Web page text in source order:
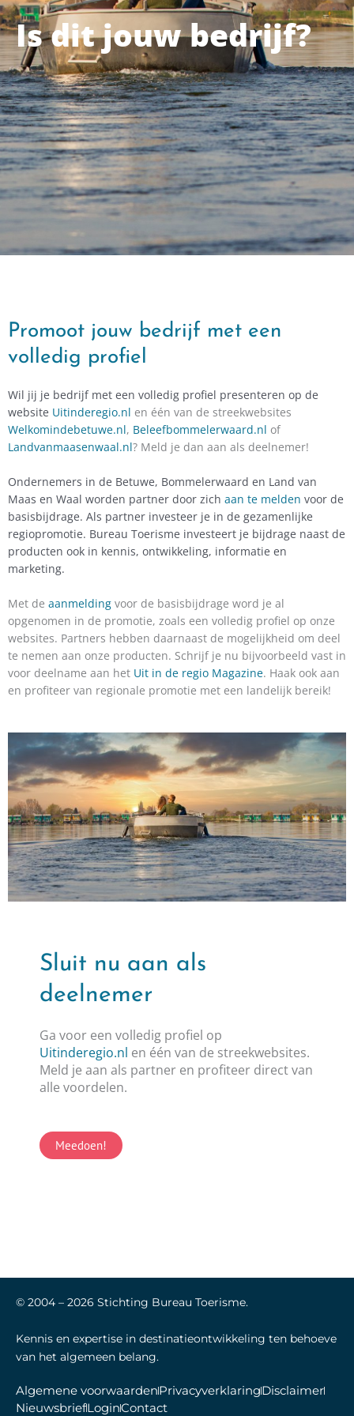
Is dit jouw bedrijf?
Promoot jouw bedrijf met een
volledig profiel
Wil jij je bedrijf met een volledig profiel presenteren op de
website Uitinderegio.nl en één van de streekwebsites
Welkomindebetuwe.nl, Beleefbommelerwaard.nl of
Landvanmaasenwaal.nl? Meld je dan aan als deelnemer!
Ondernemers in de Betuwe, Bommelerwaard en Land van
Maas en Waal worden partner door zich aan te melden voor de
basisbijdrage. Als partner investeer je in de gezamenlijke
regiopromotie. Bureau Toerisme investeert je bijdrage naast de
producten ook in kennis, ontwikkeling, informatie en
marketing.
Met de aanmelding voor de basisbijdrage word je al
opgenomen in de promotie, zoals een volledig profiel op onze
websites. Partners hebben daarnaast de mogelijkheid om deel
te nemen aan onze producten. Schrijf je nu bijvoorbeeld vast in
voor deelname aan het Uit in de regio Magazine. Haak ook aan
en profiteer van regionale promotie met een landelijk bereik!
Sluit nu aan als
deelnemer
Ga voor een volledig profiel op
Uitinderegio.nl en één van de streekwebsites.
Meld je aan als partner en profiteer direct van
alle voordelen.
Meedoen!
© 2004 – 2026 Stichting Bureau Toerisme.
Kennis en expertise in destinatieontwikkeling ten behoeve
van het algemeen belang.
Algemene voorwaardenPrivacyverklaringDisclaimer
NieuwsbriefLoginContact